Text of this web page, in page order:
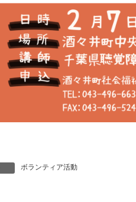
ボランティア活動